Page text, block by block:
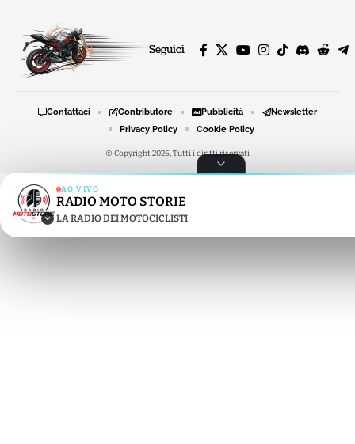
Seguici
© Copyright 2026, Tutti i diritti riservati
Contattaci Contributore Pubblicità
Newsletter
Privacy Policy
Cookie Policy
AO VIVO
RADIO MOTO STORIE
LA RADIO DEI MOTOCICLISTI